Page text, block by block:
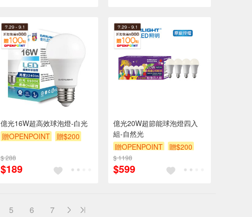
億光16W超高效球泡燈-白光
贈OPENPOINT
贈$200
$ 288
$189
億光20W超節能球泡燈四入
組-自然光
贈OPENPOINT
贈$200
$ 1198
$599
5 6 7